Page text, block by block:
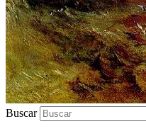
Buscar